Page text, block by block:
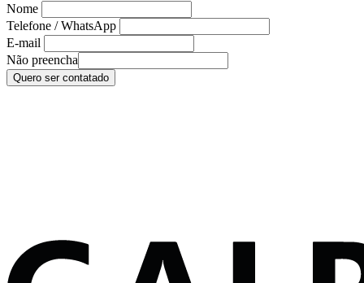
Nome
Telefone / WhatsApp
E-mail
Não preencha
Quero ser contatado